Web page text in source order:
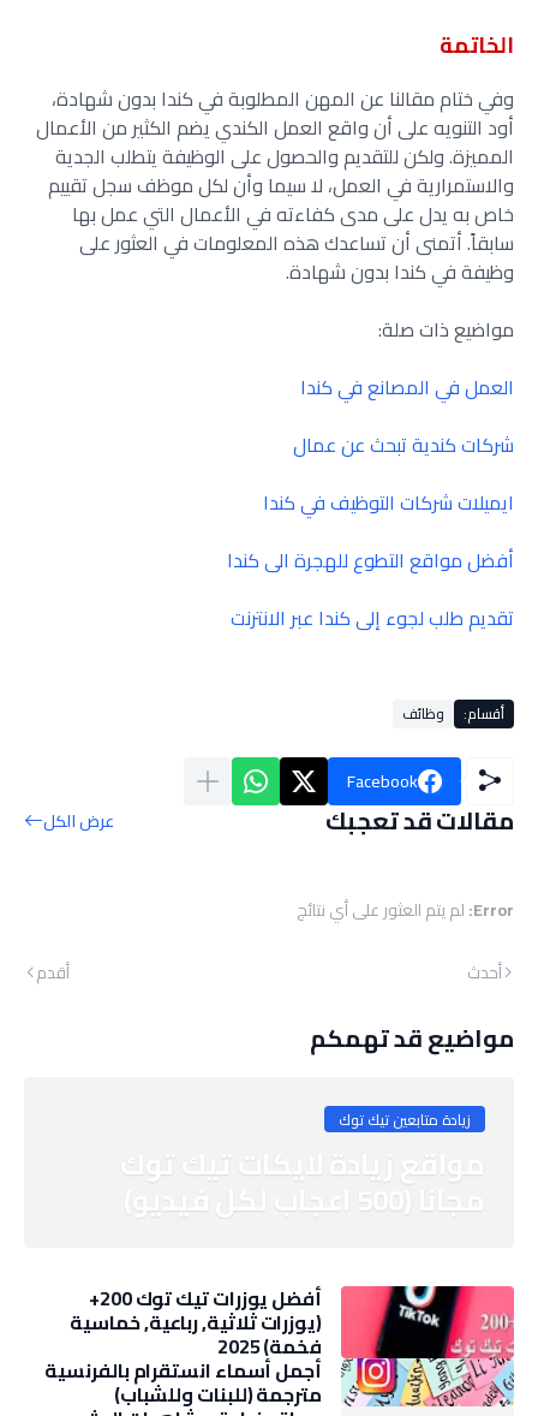
الخاتمة
وفي ختام مقالنا عن المهن المطلوبة في كندا بدون شهادة،
أود التنويه على أن واقع العمل الكندي يضم الكثير من الأعمال
المميزة. ولكن للتقديم والحصول على الوظيفة يتطلب الجدية
والاستمرارية في العمل، لا سيما وأن لكل موظف سجل تقييم
خاص به يدل على مدى كفاءته في الأعمال التي عمل بها
سابقاً.أتمنى أن تساعدك هذه المعلومات في العثور على
وظيفة في كندا بدون شهادة.
مواضيع ذات صلة:
العمل في المصانع في كندا
شركات كندية تبحث عن عمال
ايميلات شركات التوظيف في كندا
أفضل مواقع التطوع للهجرة الى كندا
تقديم طلب لجوء إلى كندا عبر الانترنت
أقسام: وظائف
Facebook
مقالات قد تعجبك عرض الكل
Error: لم يتم العثور على أي نتائج
أحدث
أقدم
مواضيع قد تهمكم
زيادة متابعين تيك توك
مواقع زيادة لايكات تيك توك
مجانا (500 اعجاب لكل فيديو)
أفضل يوزرات تيك توك 200+
(يوزرات ثلاثية, رباعية, خماسية
فخمة) 2025
أجمل أسماء انستقرام بالفرنسية
مترجمة (للبنات وللشباب)